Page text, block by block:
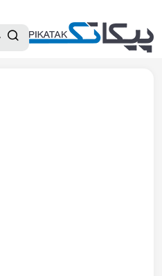
پیکاتک / لوله و اتصالات / لرزه گیر /